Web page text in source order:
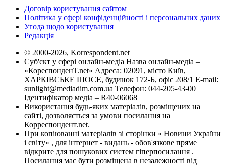
Договір користування сайтом
Політика у сфері конфіденційності і персональних даних
Угода щодо користування
Редакція
© 2000-2026, Korrespondent.net
Суб'єкт у сфері онлайн-медіа Назва онлайн-медіа –
«КореспонденТ.net» Адреса: 02091, місто Київ,
ХАРКІВСЬКЕ ШОСЕ, будинок 172-Б, офіс 208/1 E-mail:
sunlight@mediadim.com.ua Телефон: 044-205-43-00
Ідентифікатор медіа – R40-06068
Використання будь-яких матеріалів, розміщених на
сайті, дозволяється за умови посилання на
Корреспондент.net.
При копіюванні матеріалів зі сторінки « Новини України
і світу» , для інтернет - видань - обов'язкове пряме
відкрите для пошукових систем гіперпосилання .
Посилання має бути розміщена в незалежності від